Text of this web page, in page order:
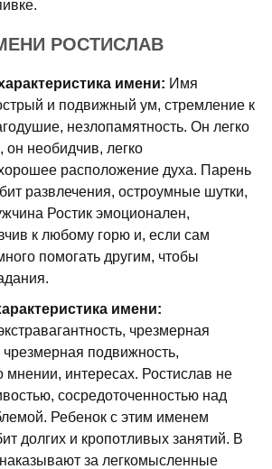
РОСТИСЛАВ
имени: Имя
и подвижный ум, стремление к
незлопамятность. Он легко
он необидчив, легко
расположение духа. Парень
развлечения, остроумные шутки,
Ростик эмоционален,
к любому горю и, если сам
помогать другим, чтобы
имени:
чрезмерная
чрезмерная подвижность,
мнении, интересах. Ростислав не
сосредоточенностью над
Ребенок с этим именем
долгих и кропотливых занятий. В
наказывают за легкомысленные